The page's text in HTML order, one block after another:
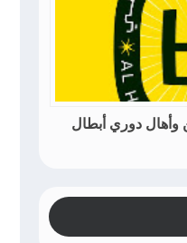
وأهال دوري أبطال